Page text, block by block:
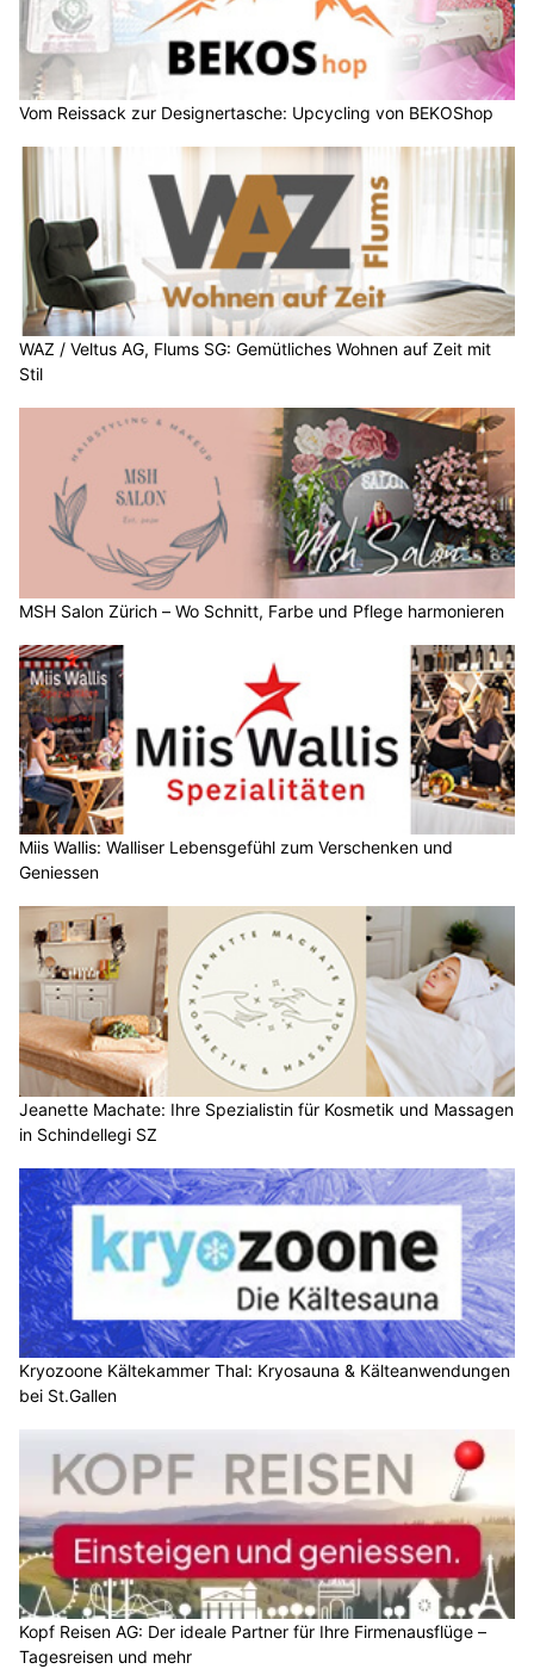
Vom Reissack zur Designertasche: Upcycling von BEKOShop
WAZ / Veltus AG, Flums SG: Gemütliches Wohnen auf Zeit mit
Stil
MSH Salon Zürich – Wo Schnitt, Farbe und Pflege harmonieren
Miis Wallis: Walliser Lebensgefühl zum Verschenken und
Geniessen
Jeanette Machate: Ihre Spezialistin für Kosmetik und Massagen
in Schindellegi SZ
Kryozoone Kältekammer Thal: Kryosauna & Kälteanwendungen
bei St.Gallen
Kopf Reisen AG: Der ideale Partner für Ihre Firmenausflüge –
Tagesreisen und mehr